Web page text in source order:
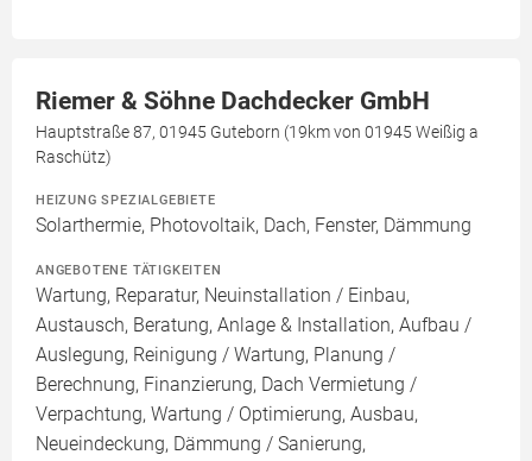
Riemer & Söhne Dachdecker GmbH
Hauptstraße 87, 01945 Guteborn (19km von 01945 Weißig a
Raschütz)
HEIZUNG SPEZIALGEBIETE
Solarthermie, Photovoltaik, Dach, Fenster, Dämmung
ANGEBOTENE TÄTIGKEITEN
Wartung, Reparatur, Neuinstallation / Einbau,
Austausch, Beratung, Anlage & Installation, Aufbau /
Auslegung, Reinigung / Wartung, Planung /
Berechnung, Finanzierung, Dach Vermietung /
Verpachtung, Wartung / Optimierung, Ausbau,
Neueindeckung, Dämmung / Sanierung,